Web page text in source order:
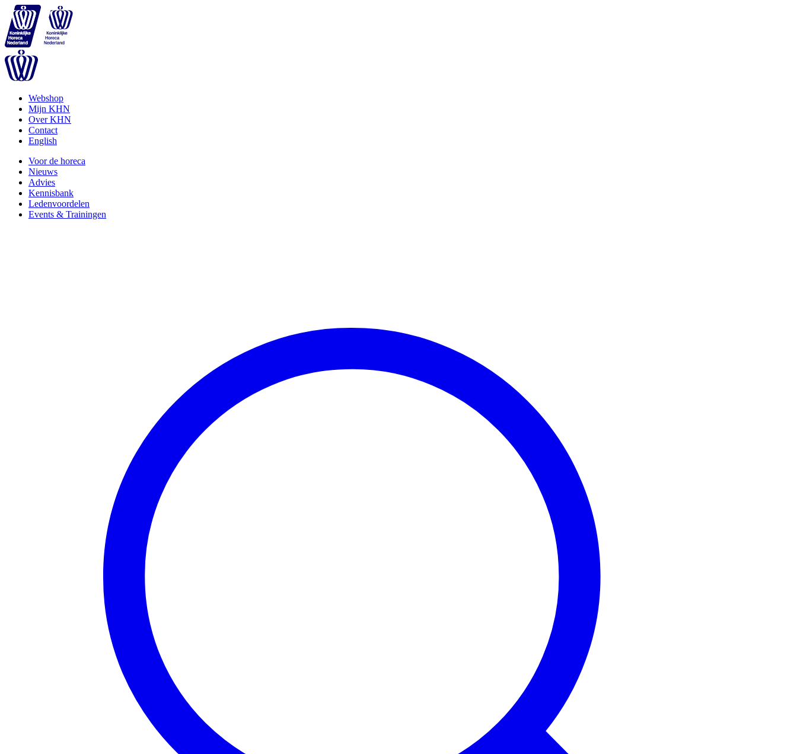
Webshop
Mijn KHN
Over KHN
Contact
English
Voor de horeca
Nieuws
Advies
Kennisbank
Ledenvoordelen
Events & Trainingen